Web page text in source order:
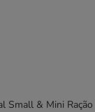
Small & Mini Ração